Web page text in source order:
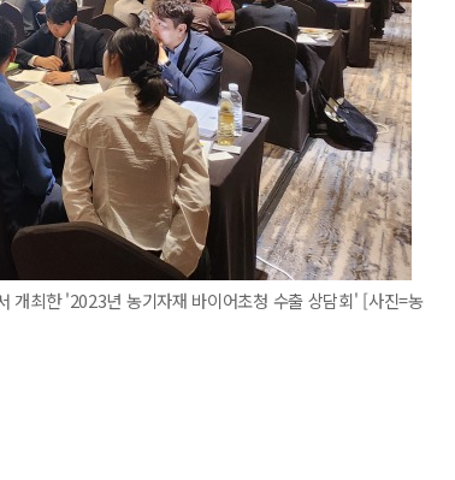
개최한 '2023년 농기자재 바이어초청 수출 상담회' [사진=농